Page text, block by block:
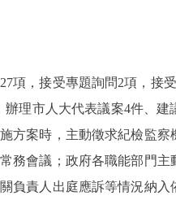
，接受專題詢問2項，接
理市人大代表議案4件、建
方案時，主動徵求紀檢監
務會議；政府各職能部門
負責人出庭應訴等情況納